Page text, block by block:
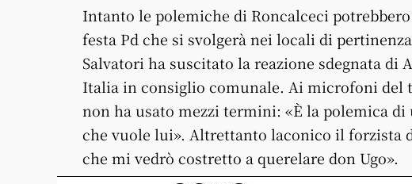
Intanto le polemiche di Roncalceci
festa Pd che si svolgerà nei locali di
Salvatori ha suscitato la reazione sdegnata di
Italia in consiglio comunale. Ai microfoni del
non ha usato mezzi termini: «È la polemica
che vuole lui». Altrettanto laconico il forzista
che mi vedrò costretto a querelare don Ugo».